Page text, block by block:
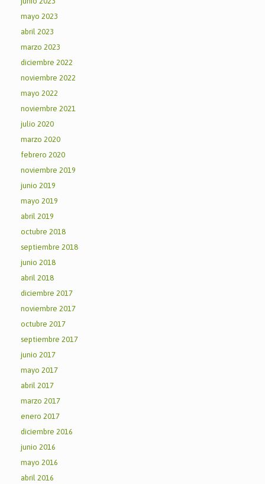
mayo 2023
abril 2023
marzo 2023
diciembre 2022
noviembre 2022
mayo 2022
noviembre 2021
julio 2020
marzo 2020
febrero 2020
noviembre 2019
junio 2019
mayo 2019
abril 2019
octubre 2018
septiembre 2018
junio 2018
abril 2018
diciembre 2017
noviembre 2017
octubre 2017
septiembre 2017
junio 2017
mayo 2017
abril 2017
marzo 2017
enero 2017
diciembre 2016
junio 2016
mayo 2016
abril 2016